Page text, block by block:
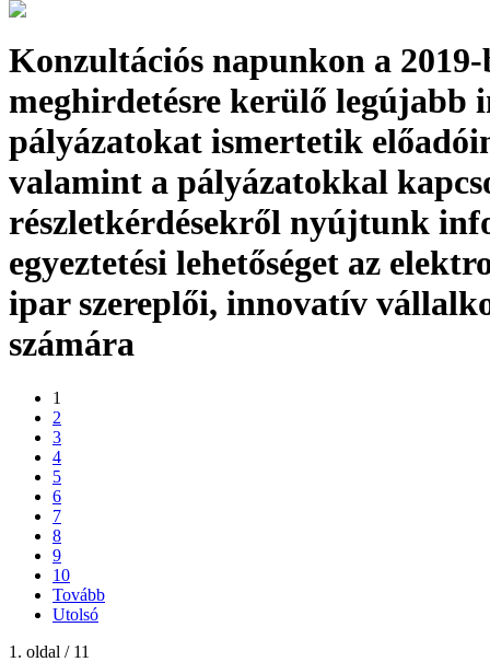
Konzultációs napunkon a 2019-
meghirdetésre kerülő legújabb
pályázatokat ismertetik
valamint a pályázatokkal
részletkérdésekről nyújtunk
egyeztetési lehetőséget az
ipar szereplői, innovatív
számára
1
2
3
4
5
6
7
8
9
10
Tovább
Utolsó
1. oldal / 11